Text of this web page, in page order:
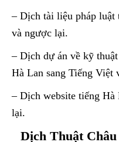
– Dịch tài liệu pháp luật
và ngược lại.
– Dịch dự án về kỹ
Hà Lan sang Tiếng Việt
– Dịch website tiếng Hà
lại.
Dịch Thuật